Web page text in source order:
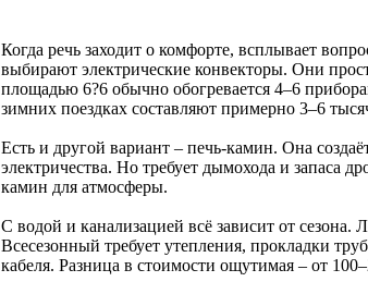
Когда речь заходит о комфорте, всплывает
выбирают электрические конвекторы. Они
площадью 6?6 обычно обогревается 4–6
зимних поездках составляют примерно 3–6
Есть и другой вариант – печь-камин. Она
электричества. Но требует дымохода и запаса
камин для атмосферы.
С водой и канализацией всё зависит от
Всесезонный требует утепления, прокладки
кабеля. Разница в стоимости ощутимая – от